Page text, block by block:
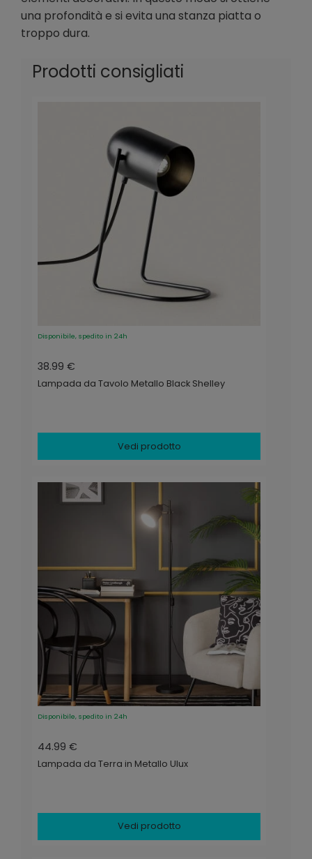
una profondità e si evita una stanza piatta o
troppo dura.
Prodotti consigliati
Disponibile, spedito in 24h
38.99 €
Lampada da Tavolo Metallo Black Shelley
Vedi prodotto
Disponibile, spedito in 24h
44.99 €
Lampada da Terra in Metallo Ulux
Vedi prodotto